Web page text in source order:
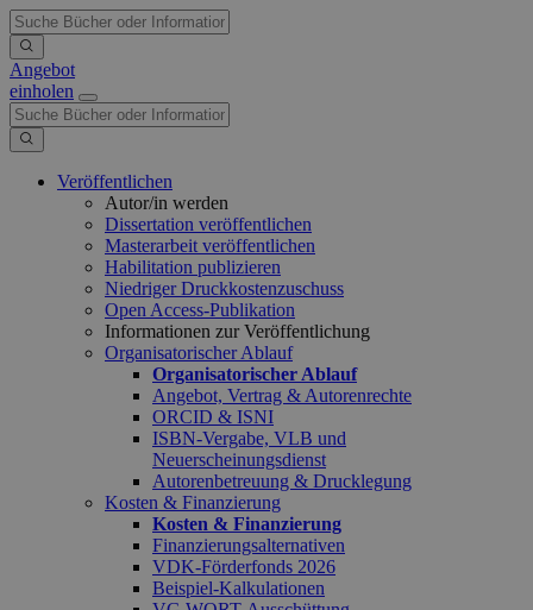
Angebot
einholen
Veröffentlichen
Autor/in werden
Dissertation veröffentlichen
Masterarbeit veröffentlichen
Habilitation publizieren
Niedriger Druckkostenzuschuss
Open Access-Publikation
Informationen zur Veröffentlichung
Organisatorischer Ablauf
Organisatorischer Ablauf
Angebot, Vertrag & Autorenrechte
ORCID & ISNI
ISBN-Vergabe, VLB und
Neuerscheinungsdienst
Autorenbetreuung & Drucklegung
Kosten & Finanzierung
Kosten & Finanzierung
Finanzierungsalternativen
VDK-Förderfonds 2026
Beispiel-Kalkulationen